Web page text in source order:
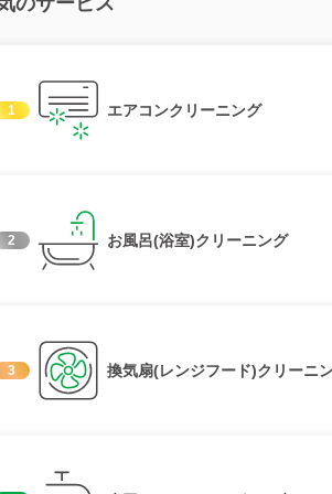
1 エアコンクリーニング
2 お風呂(浴室)クリーニング
3 換気扇(レンジフード)クリーニ